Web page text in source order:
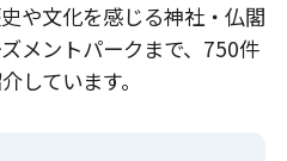
や文化を感じる神社・仏閣
メントパークまで、750件
しています。